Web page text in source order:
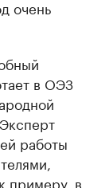
очень
в ОЭЗ
работы
примеру, в